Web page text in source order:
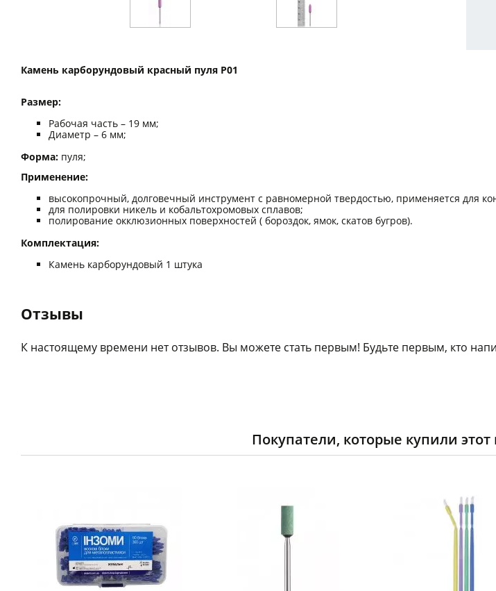
Камень карборундовый красный пуля P01
Размер:
Рабочая часть – 19 мм;
Диаметр – 6 мм;
Форма: пуля;
Применение:
высокопрочный, долговечный инструмент с равномерной твердостью, применяется для
для полировки никель и кобальтохромовых сплавов;
полирование окклюзионных поверхностей ( бороздок, ямок, скатов бугров).
Комплектация:
Камень карборундовый 1 штука
Отзывы
К настоящему времени нет отзывов. Вы можете стать первым! Будьте первым, кто
Покупатели, которые купили